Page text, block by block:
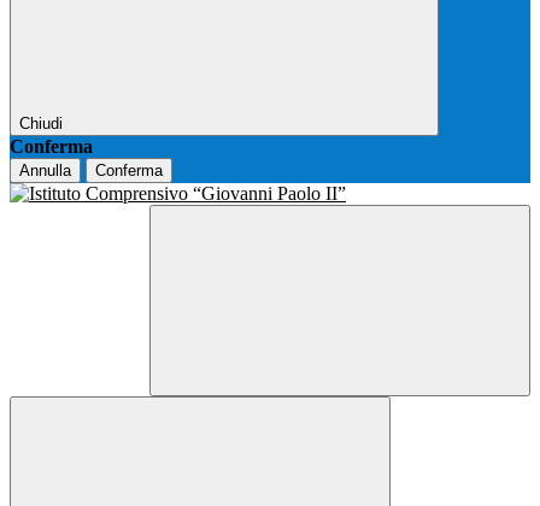
Chiudi
Conferma
Annulla Conferma